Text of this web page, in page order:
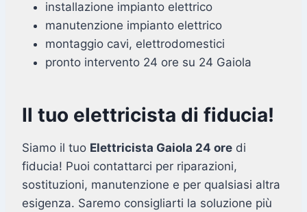
installazione impianto elettrico
manutenzione impianto elettrico
montaggio cavi, elettrodomestici
pronto intervento 24 ore su 24 Gaiola
Il tuo elettricista di fiducia!
Siamo il tuo Elettricista Gaiola 24 ore di
fiducia! Puoi contattarci per riparazioni,
sostituzioni, manutenzione e per qualsiasi altra
esigenza. Saremo consigliarti la soluzione più